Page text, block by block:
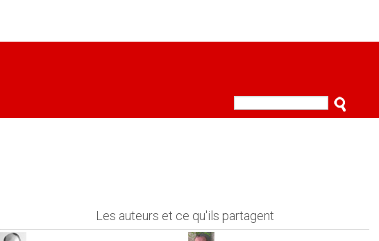
Les auteurs et ce qu'ils partagent